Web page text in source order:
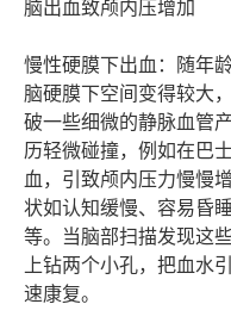
脑出血致颅内压增加
慢性硬膜下出血：随年
脑硬膜下空间变得较大
破一些细微的静脉血管
历轻微碰撞，例如在巴
血，引致颅内压力慢慢
状如认知缓慢、容易昏
等。当脑部扫描发现这
上钻两个小孔，把血水
速康复。